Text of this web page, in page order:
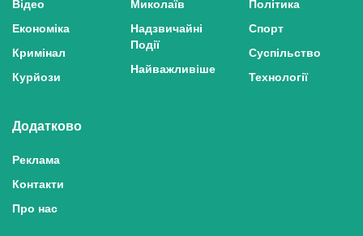
Економіка
Кримінал
Курйози
Надзвичайні
Події
Найважливіше
Спорт
Суспільство
Технології
Додатково
Реклама
Контакти
Про нас